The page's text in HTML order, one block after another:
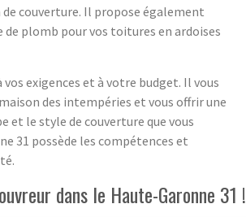
couverture. Il propose également
plomb pour vos toitures en ardoises
exigences et à votre budget. Il vous
des intempéries et vous offrir une
et le style de couverture que vous
31 possède les compétences et
dans le Haute-Garonne 31 !